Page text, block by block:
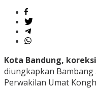
Kota Bandung,
diungkapkan
Perwakilan Umat